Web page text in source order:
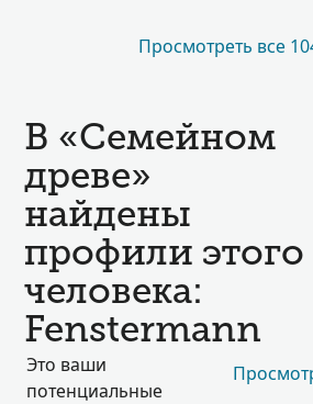
Просмотреть все
В «Семейном
древе»
найдены
профили этого
человека:
Fenstermann
Это ваши
потенциальные